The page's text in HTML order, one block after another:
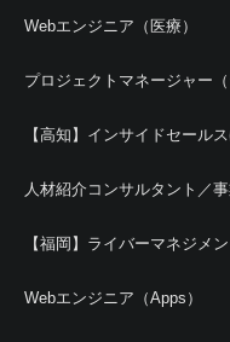
Webエンジニア（医療）
プロジェクトマネージャー
【高知】インサイドセール
人材紹介コンサルタント／
【福岡】ライバーマネジメ
Webエンジニア（Apps）